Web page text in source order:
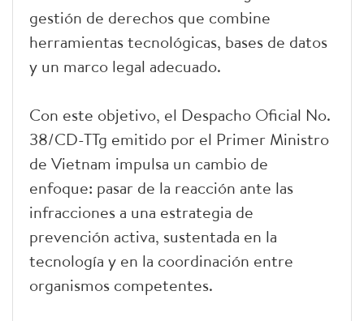
gestión de derechos que combine
herramientas tecnológicas, bases de datos
y un marco legal adecuado.
Con este objetivo, el Despacho Oficial No.
38/CD-TTg emitido por el Primer Ministro
de Vietnam impulsa un cambio de
enfoque: pasar de la reacción ante las
infracciones a una estrategia de
prevención activa, sustentada en la
tecnología y en la coordinación entre
organismos competentes.